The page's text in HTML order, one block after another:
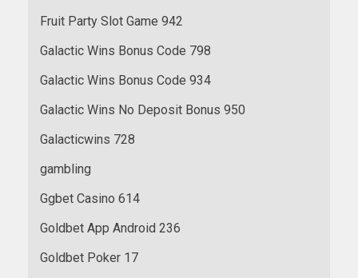
Fruit Party Slot Game 942
Galactic Wins Bonus Code 798
Galactic Wins Bonus Code 934
Galactic Wins No Deposit Bonus 950
Galacticwins 728
gambling
Ggbet Casino 614
Goldbet App Android 236
Goldbet Poker 17